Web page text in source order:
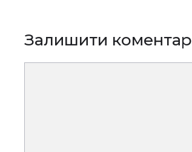
Залишити коментар